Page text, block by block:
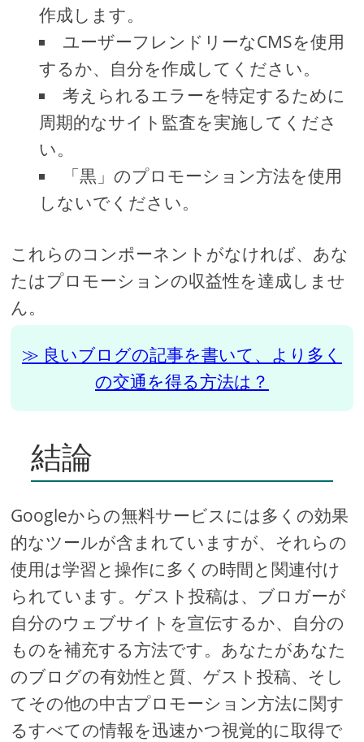
作成します。
ユーザーフレンドリーなCMSを使用
するか、自分を作成してください。
考えられるエラーを特定するために
周期的なサイト監査を実施してくださ
い。
「黒」のプロモーション方法を使用
しないでください。
これらのコンポーネントがなければ、あな
たはプロモーションの収益性を達成しませ
ん。
良いブログの記事を書いて、より多く
の交通を得る方法は？
結論
Googleからの無料サービスには多くの効果
的なツールが含まれていますが、それらの
使用は学習と操作に多くの時間と関連付け
られています。ゲスト投稿は、ブロガーが
自分のウェブサイトを宣伝するか、自分の
ものを補充する方法です。あなたがあなた
のブログの有効性と質、ゲスト投稿、そし
てその他の中古プロモーション方法に関す
るすべての情報を迅速かつ視覚的に取得で